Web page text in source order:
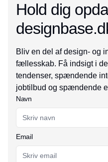
Hold dig
Bliv en del af design- og
fællesskab. Få indsigt i
tendenser, spændende
jobtilbud og spændende
Navn
Email